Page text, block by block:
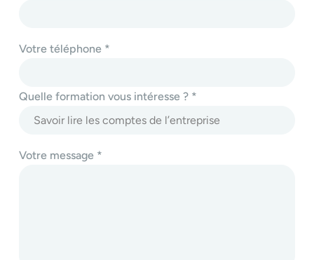
Votre téléphone *
Quelle formation vous intéresse ? *
Votre message *